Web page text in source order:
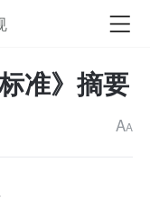
准》摘要
AA